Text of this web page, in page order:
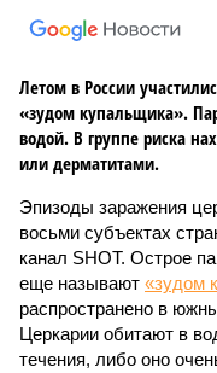
Летом в России
«зудом купальщика».
водой. В группе риска
или дерматитами.
Эпизоды заражения
восьми субъектах
канал SHOT. Острое
еще называют «зудом
распространено в
Церкарии обитают в
течения, либо оно